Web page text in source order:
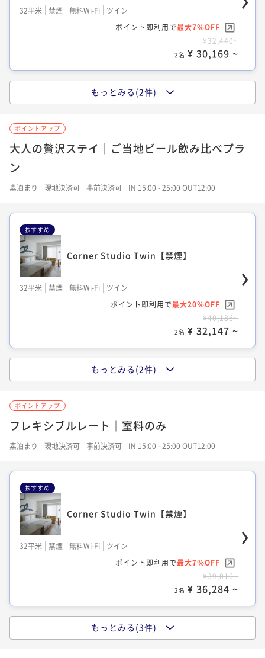
32平米 禁煙 無料Wi-Fi
ツイン
ポイント即利用で最大7％OFF
¥32,440~
2名 ¥ 30,169 ~
25平米 禁煙 無料Wi-Fi
ダブル
2名 ¥ 20,417 ~
32平米 禁煙
¥30,760~
¥ 28,606 ~
もっとみる(2件)
ポイントアップ
大人の贅沢ステイ｜ご当地ビール飲み比べプラ
ン
素泊まり 現地決済可 事前決済可 IN 15:00 - 25:00 OUT12:00
おすすめ
Corner Studio Twin【禁煙】
32平米 禁煙 無料Wi-Fi
ツイン
ポイント即利用で最大20％OFF
¥40,186~
2名 ¥ 32,147 ~
25平米 禁煙 無料Wi-Fi
ダブル
ポイント即利用で
¥26,780~
最大20％OFF
¥44,306~
¥ 35,444 ~
もっとみる(2件)
ポイントアップ
フレキシブルレート｜室料のみ
素泊まり 現地決済可 事前決済可 IN 15:00 - 25:00 OUT12:00
おすすめ
Corner Studio Twin【禁煙】
32平米 禁煙 無料Wi-Fi
ツイン
ポイント即利用で最大7％OFF
¥39,016~
2名 ¥ 36,284 ~
もっとみる(3件)